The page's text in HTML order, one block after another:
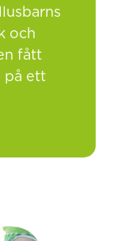
och
fått
på ett